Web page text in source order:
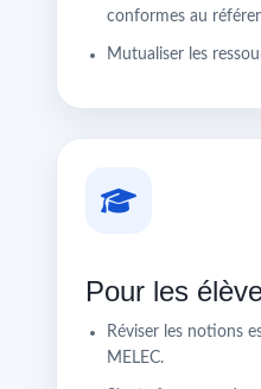
conformes au
Mutualiser les
Pour les
Réviser les notions
MELEC.